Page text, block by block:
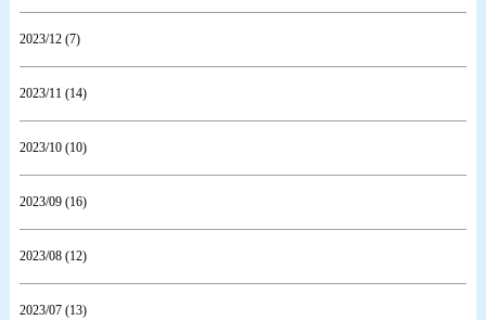
2023/12 (7)
2023/11 (14)
2023/10 (10)
2023/09 (16)
2023/08 (12)
2023/07 (13)